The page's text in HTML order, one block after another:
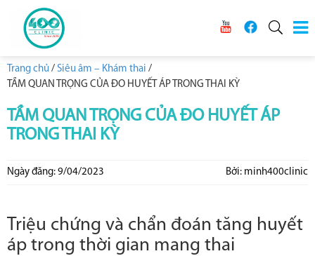
Trang chủ / Siêu âm – Khám thai /
TẦM QUAN TRỌNG CỦA ĐO HUYẾT ÁP TRONG THAI KỲ
TẦM QUAN TRỌNG CỦA ĐO HUYẾT ÁP
TRONG THAI KỲ
Ngày đăng: 9/04/2023 Bởi: minh400clinic
Triệu chứng và chẩn đoán tăng huyết
áp trong thời gian mang thai